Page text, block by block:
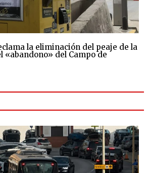
la eliminación del peaje de la
«abandono» del Campo de